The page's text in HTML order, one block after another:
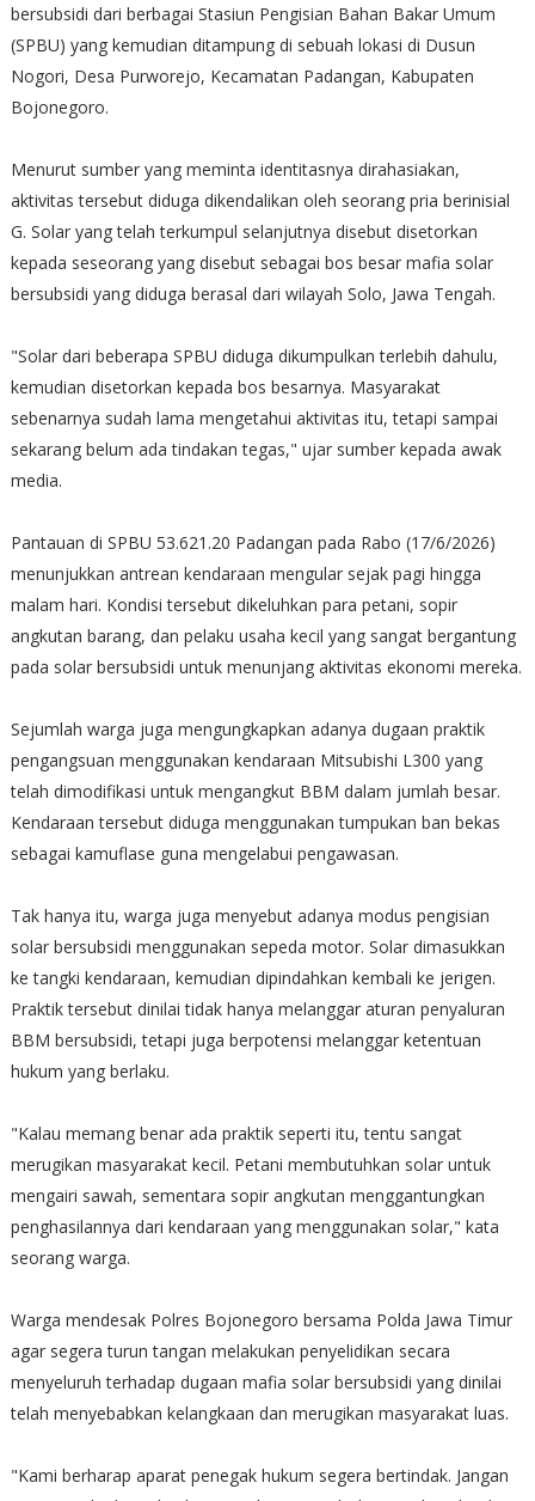
bersubsidi dari berbagai Stasiun Pengisian Bahan Bakar Umum
(SPBU) yang kemudian ditampung di sebuah lokasi di Dusun
Nogori, Desa Purworejo, Kecamatan Padangan, Kabupaten
Bojonegoro.
Menurut sumber yang meminta identitasnya dirahasiakan,
aktivitas tersebut diduga dikendalikan oleh seorang pria berinisial
G. Solar yang telah terkumpul selanjutnya disebut disetorkan
kepada seseorang yang disebut sebagai bos besar mafia solar
bersubsidi yang diduga berasal dari wilayah Solo, Jawa Tengah.
"Solar dari beberapa SPBU diduga dikumpulkan terlebih dahulu,
kemudian disetorkan kepada bos besarnya. Masyarakat
sebenarnya sudah lama mengetahui aktivitas itu, tetapi sampai
sekarang belum ada tindakan tegas," ujar sumber kepada awak
media.
Pantauan di SPBU 53.621.20 Padangan pada Rabo (17/6/2026)
menunjukkan antrean kendaraan mengular sejak pagi hingga
malam hari. Kondisi tersebut dikeluhkan para petani, sopir
angkutan barang, dan pelaku usaha kecil yang sangat bergantung
pada solar bersubsidi untuk menunjang aktivitas ekonomi mereka.
Sejumlah warga juga mengungkapkan adanya dugaan praktik
pengangsuan menggunakan kendaraan Mitsubishi L300 yang
telah dimodifikasi untuk mengangkut BBM dalam jumlah besar.
Kendaraan tersebut diduga menggunakan tumpukan ban bekas
sebagai kamuflase guna mengelabui pengawasan.
Tak hanya itu, warga juga menyebut adanya modus pengisian
solar bersubsidi menggunakan sepeda motor. Solar dimasukkan
ke tangki kendaraan, kemudian dipindahkan kembali ke jerigen.
Praktik tersebut dinilai tidak hanya melanggar aturan penyaluran
BBM bersubsidi, tetapi juga berpotensi melanggar ketentuan
hukum yang berlaku.
"Kalau memang benar ada praktik seperti itu, tentu sangat
merugikan masyarakat kecil. Petani membutuhkan solar untuk
mengairi sawah, sementara sopir angkutan menggantungkan
penghasilannya dari kendaraan yang menggunakan solar," kata
seorang warga.
Warga mendesak Polres Bojonegoro bersama Polda Jawa Timur
agar segera turun tangan melakukan penyelidikan secara
menyeluruh terhadap dugaan mafia solar bersubsidi yang dinilai
telah menyebabkan kelangkaan dan merugikan masyarakat luas.
"Kami berharap aparat penegak hukum segera bertindak. Jangan